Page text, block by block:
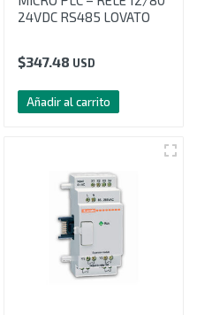
24VDC RS485 LOVATO
$347.48 USD
Añadir al carrito